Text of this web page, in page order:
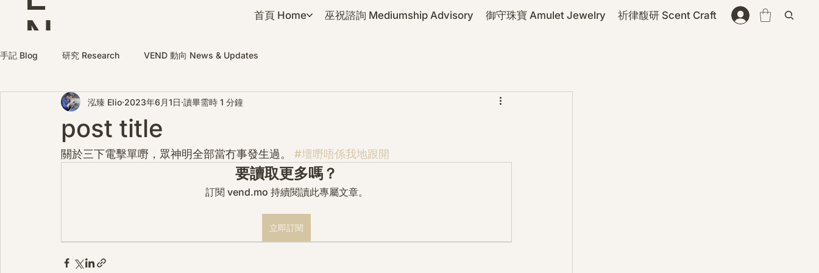
N
D
首頁 Home 巫祝諮詢 Mediumship Advisory 御守珠寶 Amulet Jewelry 祈律馥研 Scent Craft
手記 Blog 研究 Research VEND 動向 News & Updates
post title
泓臻 Elio 2023年6月1日 讀畢需時 1 分鐘
關於三下電擊單嘢，眾神明全部當冇事發生過。 #壇嘢唔係我地跟開
要讀取更多嗎？
訂閱 vend.mo 持續閱讀此專屬文章。
立即訂閱